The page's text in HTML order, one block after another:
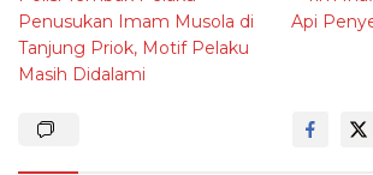
Penusukan Imam Musola di
Tanjung Priok, Motif Pelaku
Masih Didalami
Api